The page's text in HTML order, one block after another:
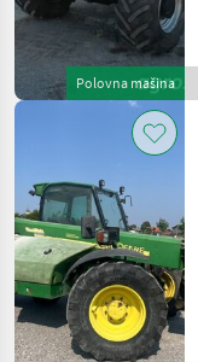
Polovna mašina